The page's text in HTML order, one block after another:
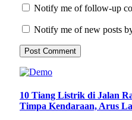
Notify me of follow-up
Notify me of new posts
10 Tiang Listrik di Jalan
Timpa Kendaraan, Arus